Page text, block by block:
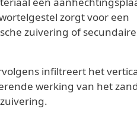
zorgt voor een
zuivering of secundaire
infiltreert het
werking van het